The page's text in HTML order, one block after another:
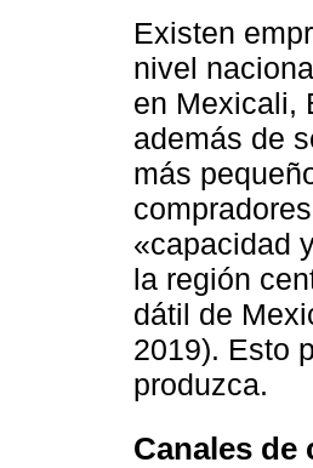
Existen
nivel
en Mexicali,
además de
más
«capacidad
la región
dátil de
2019). Esto
produzca.
Canales de